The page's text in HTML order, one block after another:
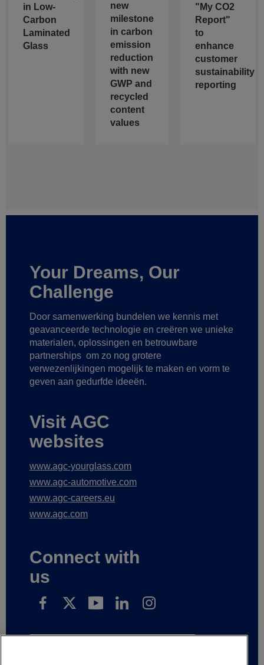
in Low-
Carbon
Laminated
Glass
new
milestone
in carbon
emission
reduction
with new
GWP and
recycled
content
values
"My CO2
Report"
to
enhance
customer
sustainability
reporting
Your Dreams, Our
Challenge
Door samenwerking bundelen we kennis met
geavanceerde technologie en creëren we unieke
materialen, oplossingen en betrouwbare
partnerships om zo nog grotere
verwezenlijkingen mogelijk te maken en vorm te
geven aan gedurfde ideeën.
Visit AGC
websites
www.agc-yourglass.com
www.agc-automotive.com
www.agc-careers.eu
www.agc.com
Connect with
us